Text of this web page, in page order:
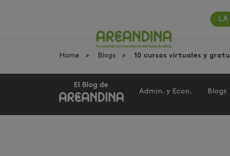
LA
Home Blogs 10 cursos virtuales y
Admin. y Econ. Blogs